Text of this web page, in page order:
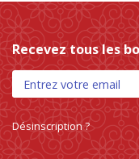
Recevez tous les
Désinscription ?